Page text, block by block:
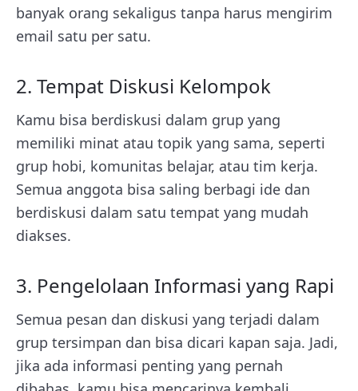
banyak orang sekaligus tanpa harus mengirim
email satu per satu.
2. Tempat Diskusi Kelompok
Kamu bisa berdiskusi dalam grup yang
memiliki minat atau topik yang sama, seperti
grup hobi, komunitas belajar, atau tim kerja.
Semua anggota bisa saling berbagi ide dan
berdiskusi dalam satu tempat yang mudah
diakses.
3. Pengelolaan Informasi yang Rapi
Semua pesan dan diskusi yang terjadi dalam
grup tersimpan dan bisa dicari kapan saja. Jadi,
jika ada informasi penting yang pernah